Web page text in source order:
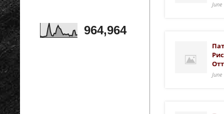
964,964